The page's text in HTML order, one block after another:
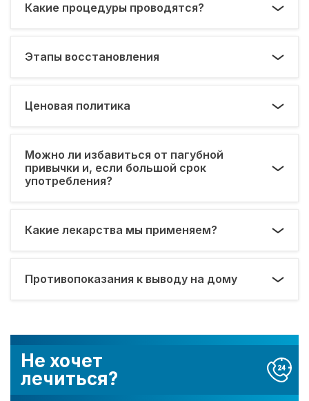
Не хочет
лечиться?
Какие процедуры проводятся?
Этапы восстановления
Ценовая политика
Можно ли избавиться от пагубной
привычки и, если большой срок
употребления?
Какие лекарства мы применяем?
Противопоказания к выводу на дому